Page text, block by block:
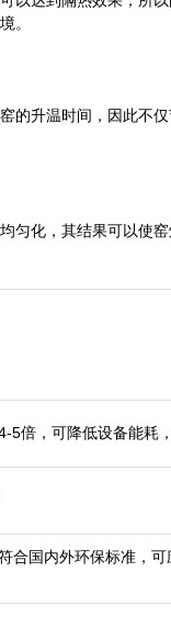
。
升温时间，因此不仅
化，其结果可以使窑
5倍，可降低设备能耗
合国内外环保标准，